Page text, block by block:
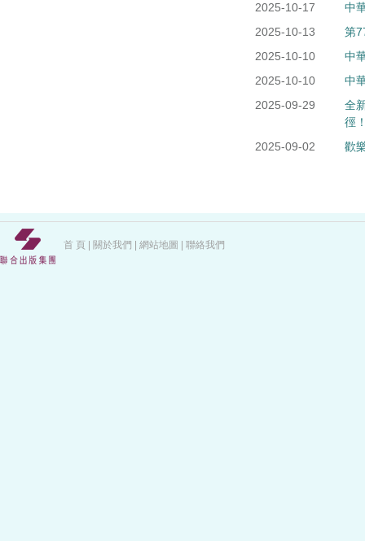
2025-10-17
中
2025-10-13
第
2025-10-10
中
2025-10-10
中
2025-09-29
全
徑
2025-09-02
歡
首 頁 關於我們 網站地圖 聯絡我們